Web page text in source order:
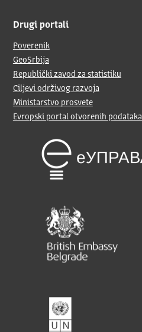
Drugi portali
Poverenik
GeoSrbija
Republički zavod za statistiku
Ciljevi održivog razvoja
Ministarstvo prosvete
Evropski portal otvorenih podataka